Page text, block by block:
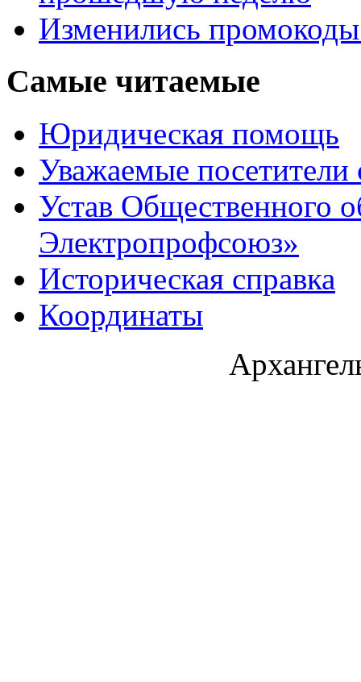
Изменились
Самые читаемые
Юридическая помощь
Уважаемые посетители
Устав Общественного
Электропрофсоюз»
Историческая справка
Координаты